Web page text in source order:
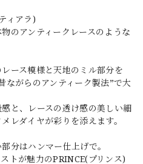
ィアラ)
のアンティークレースのような
ース模様と天地のミル部分を
ながらのアンティーク製法”で大
と、レースの透け感の美しい細
レダイヤが彩りを添えます。
分はハンマー仕上げで。
トが魅力のPRINCE(プリンス)